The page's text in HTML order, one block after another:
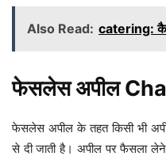
Also Read: catering:
फेसलेस अपील
फेसलेस अपील के तहत किसी भी
से दी जाती है। अपील पर फैसला लेने